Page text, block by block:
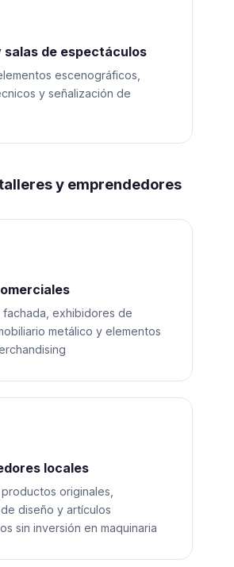
salas de espectáculos
escenográficos,
y señalización de
y emprendedores
exhibidores de
metálico y elementos
locales
originales,
diseño y artículos
sin inversión en maquinaria